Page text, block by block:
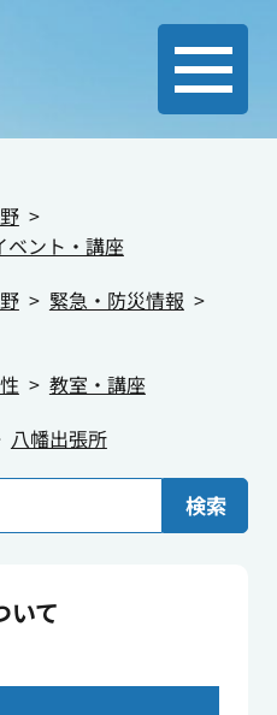
ベント・講座
緊急・防災情報
教室・講座
八幡出張所
検索
いて